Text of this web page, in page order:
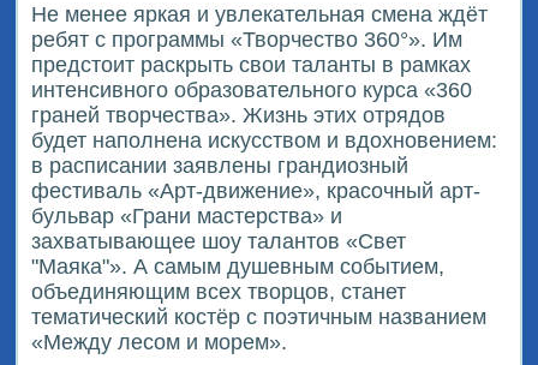
Не менее яркая и увлекательная смена ждёт
ребят с программы «Творчество 360°». Им
предстоит раскрыть свои таланты в рамках
интенсивного образовательного курса «360
граней творчества». Жизнь этих отрядов
будет наполнена искусством и вдохновением:
в расписании заявлены грандиозный
фестиваль «Арт-движение», красочный арт-
бульвар «Грани мастерства» и
захватывающее шоу талантов «Свет
"Маяка"». А самым душевным событием,
объединяющим всех творцов, станет
тематический костёр с поэтичным названием
«Между лесом и морем».